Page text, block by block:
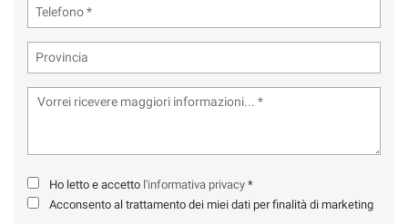
Ho letto e accetto l'informativa privacy *
Acconsento al trattamento dei miei dati per finalità di marketing